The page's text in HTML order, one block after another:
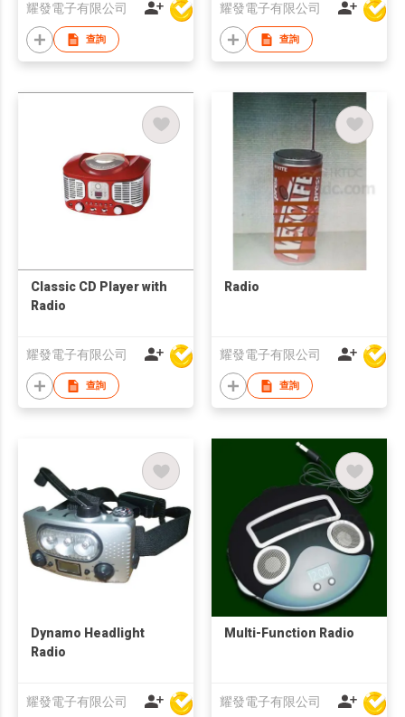
耀發電子有限公司
查詢
耀發電子有限公司
查詢
Classic CD Player with
Radio
耀發電子有限公司
查詢
Radio
耀發電子有限公司
查詢
Dynamo Headlight
Radio
耀發電子有限公司
Multi-Function Radio
耀發電子有限公司